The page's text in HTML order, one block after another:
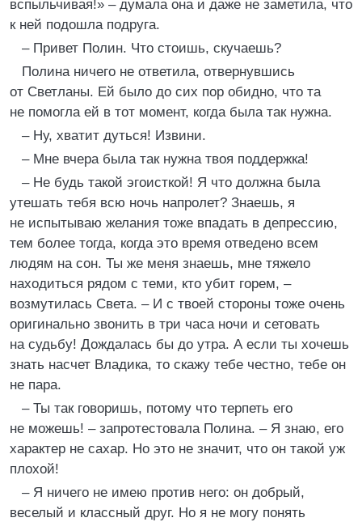
вспыльчивая!» – думала она и даже не заметила, что
к ней подошла подруга.
– Привет Полин. Что стоишь, скучаешь?
Полина ничего не ответила, отвернувшись
от Светланы. Ей было до сих пор обидно, что та
не помогла ей в тот момент, когда была так нужна.
– Ну, хватит дуться! Извини.
– Мне вчера была так нужна твоя поддержка!
– Не будь такой эгоисткой! Я что должна была
утешать тебя всю ночь напролет? Знаешь, я
не испытываю желания тоже впадать в депрессию,
тем более тогда, когда это время отведено всем
людям на сон. Ты же меня знаешь, мне тяжело
находиться рядом с теми, кто убит горем, –
возмутилась Света. – И с твоей стороны тоже очень
оригинально звонить в три часа ночи и сетовать
на судьбу! Дождалась бы до утра. А если ты хочешь
знать насчет Владика, то скажу тебе честно, тебе он
не пара.
– Ты так говоришь, потому что терпеть его
не можешь! – запротестовала Полина. – Я знаю, его
характер не сахар. Но это не значит, что он такой уж
плохой!
– Я ничего не имею против него: он добрый,
веселый и классный друг. Но я не могу понять